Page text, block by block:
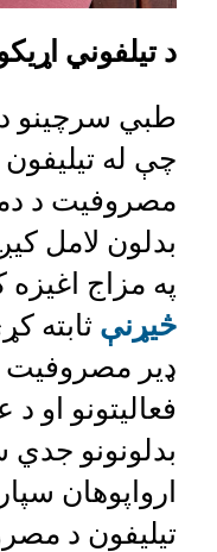
د تیلفوني
طبي سرچینو
چې له
مصروفیت د
بدلون لامل
په مزاج
څیړنې ثابته
ډیر مصروفیت
فعالیتونو او
بدلونونو جدي
ارواپوهان
تیلیفون د